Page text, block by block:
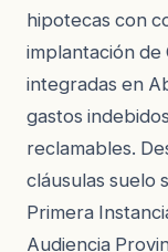
hipotecas con
implantación de
integradas en
gastos
reclamables.
cláusulas suelo
Primera
Audiencia